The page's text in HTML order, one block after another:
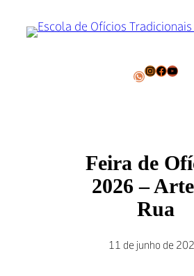
para
WhatsApp InstagramFacebook Youtube
Feira de
2026 –
Rua
11 de junho de